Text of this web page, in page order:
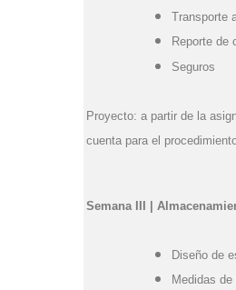
Transporte
Reporte de
Seguros
Proyecto: a partir de la
cuenta para el
Semana III |
Diseño de
Medidas